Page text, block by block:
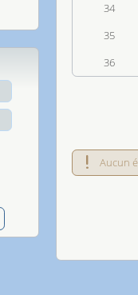
Identifiant de connexion
Mot de passe
34
35
36
Aucun